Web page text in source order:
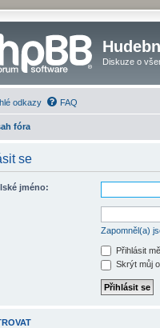
Diskuze o
odkazy FAQ
fóra
se
jméno:
Zapomněl(a)
Přihlásit
Skrýt můj